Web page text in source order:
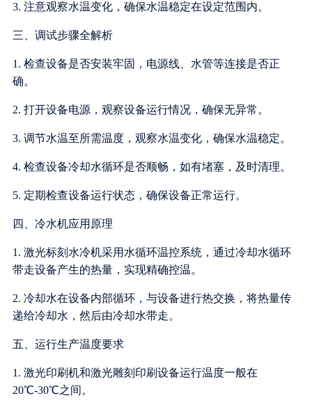
3. 注意观察水温变化，确保水温稳定在设定范围内。
三、调试步骤全解析
1. 检查设备是否安装牢固，电源线、水管等连接是否正
确。
2. 打开设备电源，观察设备运行情况，确保无异常。
3. 调节水温至所需温度，观察水温变化，确保水温稳定。
4. 检查设备冷却水循环是否顺畅，如有堵塞，及时清理。
5. 定期检查设备运行状态，确保设备正常运行。
四、冷水机应用原理
1. 激光标刻水冷机采用水循环温控系统，通过冷却水循环
带走设备产生的热量，实现精确控温。
2. 冷却水在设备内部循环，与设备进行热交换，将热量传
递给冷却水，然后由冷却水带走。
五、运行生产温度要求
1. 激光印刷机和激光雕刻印刷设备运行温度一般在
20℃-30℃之间。